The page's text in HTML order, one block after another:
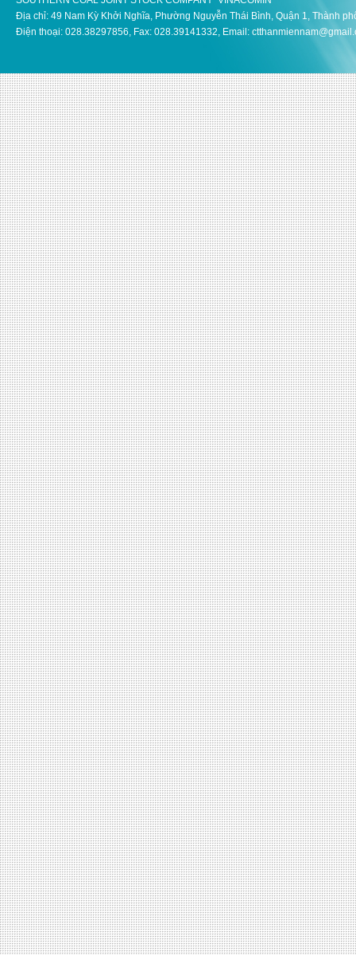
Địa chỉ: 49 Nam Kỳ Khởi Nghĩa, Phường Nguyễn Thái Bình, Quận 1, Thành
Điện thoại: 028.38297856, Fax: 028.39141332, Email: